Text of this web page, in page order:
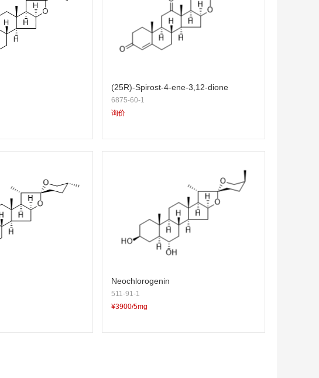
(25R)-Spirost-4-ene-3,12-dione
6875-60-1
询价
Neochlorogenin
511-91-1
¥3900/5mg